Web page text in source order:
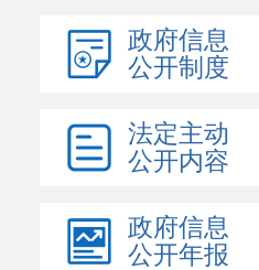
政府信息
公开制度
法定主动
公开内容
政府信息
公开年报